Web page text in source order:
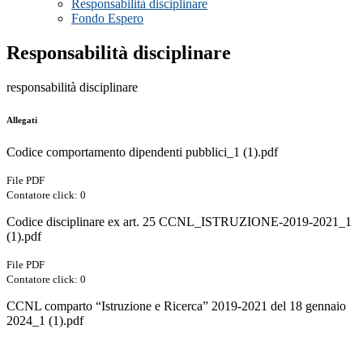
Responsabilità disciplinare
Fondo Espero
Responsabilità disciplinare
responsabilità disciplinare
Allegati
Codice comportamento dipendenti pubblici_1 (1).pdf
File PDF
Contatore click: 0
Codice disciplinare ex art. 25 CCNL_ISTRUZIONE-2019-2021_1
(1).pdf
File PDF
Contatore click: 0
CCNL comparto “Istruzione e Ricerca” 2019-2021 del 18 gennaio
2024_1 (1).pdf